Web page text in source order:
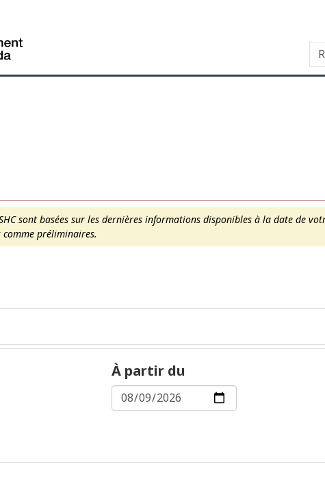
site"
HTML
Search
sont basées sur les dernières informations disponibles à la date de
comme préliminaires.
À partir du